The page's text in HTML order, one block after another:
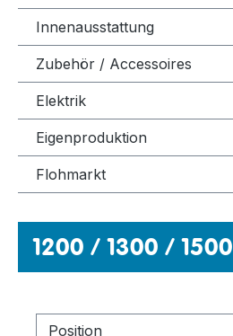
Innenausstattung
Zubehör / Accessoires
Elektrik
Eigenproduktion
Flohmarkt
1200 / 1300 / 1500